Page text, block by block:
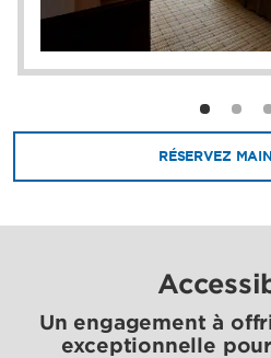
RÉSERVEZ
Un engagement à
exceptionnelle